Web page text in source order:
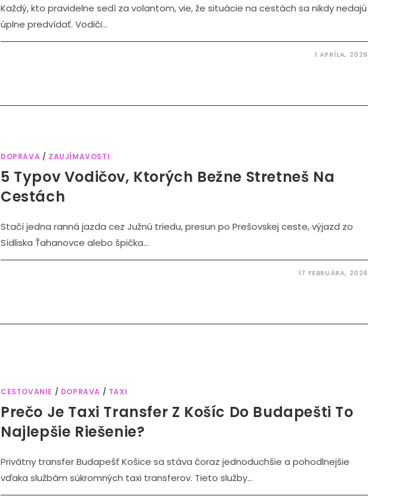
Každý, kto pravidelne sedí za volantom, vie, že situácie na cestách sa nikdy nedajú
úplne predvídať. Vodiči...
1 APRÍLA, 2026
DOPRAVA / ZAUJÍMAVOSTI
5 Typov Vodičov, Ktorých Bežne Stretneš Na
Cestách
Stačí jedna ranná jazda cez Južnú triedu, presun po Prešovskej ceste, výjazd zo
Sídliska Ťahanovce alebo špička...
17 FEBRUÁRA, 2026
CESTOVANIE / DOPRAVA / TAXI
Prečo Je Taxi Transfer Z Košíc Do Budapešti To
Najlepšie Riešenie?
Privátny transfer Budapešť Košice sa stáva čoraz jednoduchšie a pohodlnejšie
vďaka službám súkromných taxi transferov. Tieto služby...